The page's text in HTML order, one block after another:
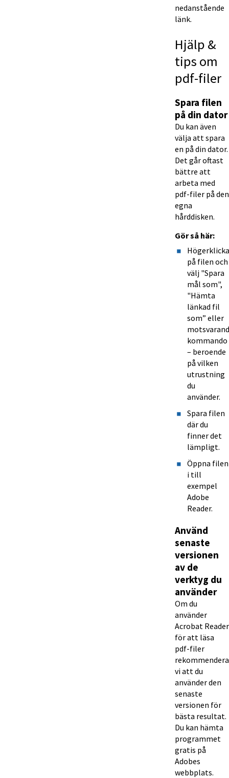
nedanstående
länk.
Hjälp &
tips om
pdf-filer
Spara filen
på din dator
Du kan även
välja att spara
en på din dator.
Det går oftast
bättre att
arbeta med
pdf-filer på den
egna
hårddisken.
Gör så här:
på filen och
välj "Spara
mål som",
"Hämta
länkad fil
som” eller
kommando
– beroende
på vilken
utrustning
du
använder.
Spara filen
där du
finner det
lämpligt.
Öppna filen
i till
exempel
Adobe
Reader.
Använd
senaste
versionen
av de
verktyg du
använder
Om du
använder
Acrobat Reader
för att läsa
pdf-filer
vi att du
använder den
senaste
versionen för
bästa resultat.
Du kan hämta
programmet
gratis på
Adobes
webbplats.